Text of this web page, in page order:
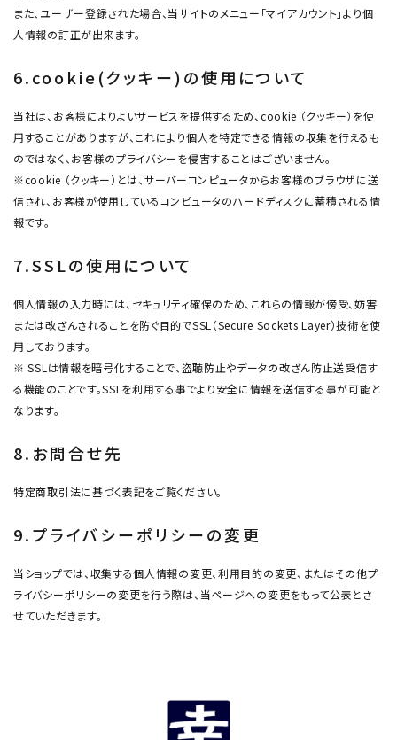
また、ユーザー登録された場合、当サイトのメニュー「マイアカウント」より個
人情報の訂正が出来ます。
6.cookie(クッキー)の使用について
当社は、お客様によりよいサービスを提供するため、cookie （クッキー）を使
用することがありますが、これにより個人を特定できる情報の収集を行えるも
のではなく、お客様のプライバシーを侵害することはございません。
※cookie （クッキー）とは、サーバーコンピュータからお客様のブラウザに送
信され、お客様が使用しているコンピュータのハードディスクに蓄積される情
報です。
7.SSLの使用について
個人情報の入力時には、セキュリティ確保のため、これらの情報が傍受、妨害
または改ざんされることを防ぐ目的でSSL（Secure Sockets Layer）技術を使
用しております。
※ SSLは情報を暗号化することで、盗聴防止やデータの改ざん防止送受信す
る機能のことです。SSLを利用する事でより安全に情報を送信する事が可能と
なります。
8.お問合せ先
特定商取引法に基づく表記をご覧ください。
9.プライバシーポリシーの変更
当ショップでは、収集する個人情報の変更、利用目的の変更、またはその他プ
ライバシーポリシーの変更を行う際は、当ページへの変更をもって公表とさ
せていただきます。